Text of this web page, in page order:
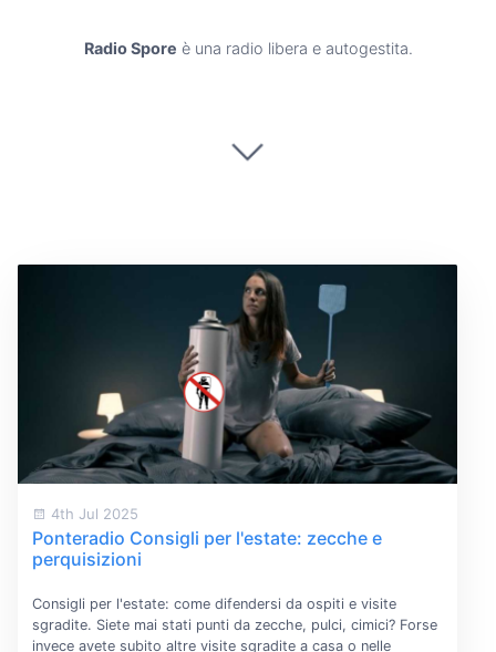
Radio Spore è una radio libera e autogestita.
4th Jul 2025
Ponteradio Consigli per l'estate: zecche e
perquisizioni
Consigli per l'estate: come difendersi da ospiti e visite
sgradite. Siete mai stati punti da zecche, pulci, cimici? Forse
invece avete subito altre visite sgradite a casa o nelle